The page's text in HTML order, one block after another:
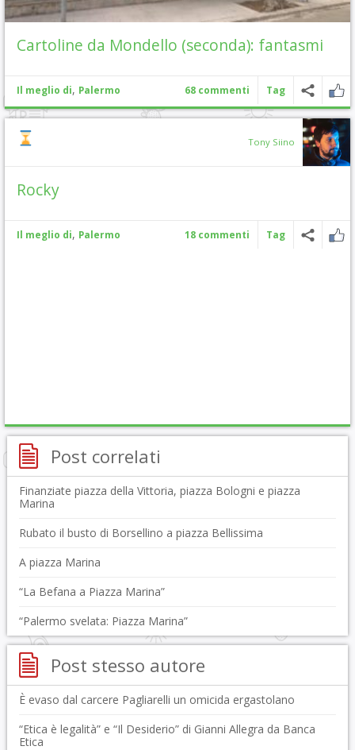
Cartoline da Mondello (seconda): fantasmi
Il meglio di, Palermo 68 commenti Tag
Tony Siino
Rocky
Il meglio di, Palermo 18 commenti Tag
Post correlati
Finanziate piazza della Vittoria, piazza Bologni e piazza
Marina
Rubato il busto di Borsellino a piazza Bellissima
A piazza Marina
“La Befana a Piazza Marina”
“Palermo svelata: Piazza Marina”
Post stesso autore
È evaso dal carcere Pagliarelli un omicida ergastolano
“Etica è legalità” e “Il Desiderio” di Gianni Allegra da Banca
Etica